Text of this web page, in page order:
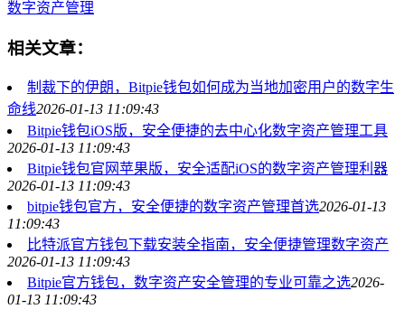
数字资产管理
相关文章：
制裁下的伊朗，Bitpie钱包如何成为当地加密用户的数字生
命线2026-01-13 11:09:43
Bitpie钱包iOS版，安全便捷的去中心化数字资产管理工具
2026-01-13 11:09:43
Bitpie钱包官网苹果版，安全适配iOS的数字资产管理利器
2026-01-13 11:09:43
bitpie钱包官方，安全便捷的数字资产管理首选2026-01-13
11:09:43
比特派官方钱包下载安装全指南，安全便捷管理数字资产
2026-01-13 11:09:43
Bitpie官方钱包，数字资产安全管理的专业可靠之选2026-
01-13 11:09:43